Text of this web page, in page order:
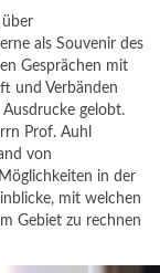
über
als Souvenir des
Gesprächen mit
und Verbänden
gelobt.
Prof. Auhl
von
in der
mit welchen
Gebiet zu rechnen